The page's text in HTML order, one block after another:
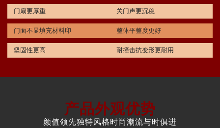
门扇更厚重 关门声更沉稳
门面不显填充材料印 整体平整度更好
坚固性更高 耐撞击抗变形更耐用
产品外观优势
颜值领先独特风格时尚潮流与时俱进